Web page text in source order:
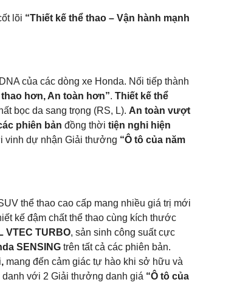
lõi “Thiết kế thể thao – Vận hành mạnh
của các dòng xe Honda. Nối tiếp thành
thao hơn, An toàn hơn”. Thiết kế thể
bọc da sang trọng (RS, L). An toàn vượt
phiên bản đồng thời tiện nghi hiện
vinh dự nhận Giải thưởng “Ô tô của năm
thể thao cao cấp mang nhiều giá trị mới
kế đậm chất thể thao cùng kích thước
VTEC TURBO, sản sinh công suất cực
SENSING trên tất cả các phiên bản.
, mang đến cảm giác tự hào khi sở hữu và
với 2 Giải thưởng danh giá “Ô tô của